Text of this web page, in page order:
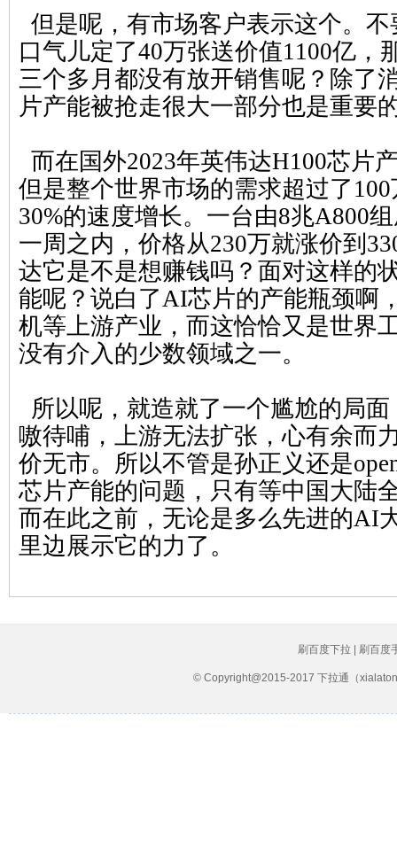
但是呢，有市场客户表示这个。
口气儿定了40万张送价值1100亿，
三个多月都没有放开销售呢？除了
片产能被抢走很大一部分也是重要
而在国外2023年英伟达H100芯片
但是整个世界市场的需求超过了
30%的速度增长。一台由8兆A800
一周之内，价格从230万就涨价到
达它是不是想赚钱吗？面对这样的
能呢？说白了AI芯片的产能瓶颈啊
机等上游产业，而这恰恰又是世界
没有介入的少数领域之一。
所以呢，就造就了一个尴尬的局
嗷待哺，上游无法扩张，心有余而
价无市。所以不管是孙正义还是
芯片产能的问题，只有等中国大陆
而在此之前，无论是多么先进的AI
里边展示它的力了。
刷百度下拉 | 刷百度
© Copyright@2015-2017 下拉通（